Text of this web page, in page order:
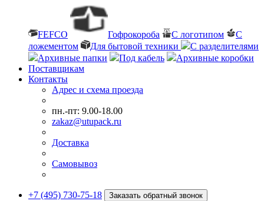
FEFCO Гофрокороба С логотипом
С
ложементом
Для бытовой техники
С разделителями
Архивные папки
Под кабель
Архивные коробки
Поставщикам
Контакты
Адрес и схема проезда
пн.-пт: 9.00-18.00
zakaz@utupack.ru
Доставка
Самовывоз
+7 (495) 730-75-18 Заказать обратный звонок